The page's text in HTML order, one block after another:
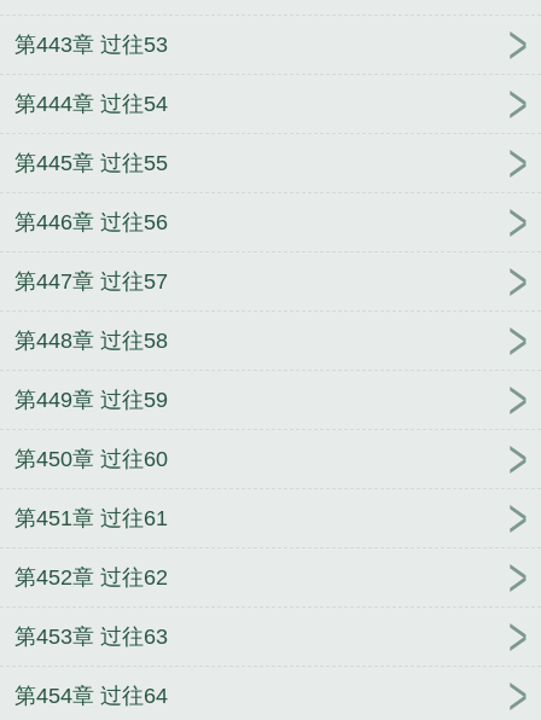
第443章 过往53
第444章 过往54
第445章 过往55
第446章 过往56
第447章 过往57
第448章 过往58
第449章 过往59
第450章 过往60
第451章 过往61
第452章 过往62
第453章 过往63
第454章 过往64